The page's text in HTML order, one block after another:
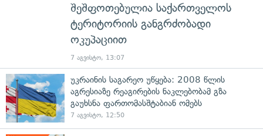
შეშფოთებულია საქართველოს
ტერიტორიის განგრძობადი
ოკუპაციით
7 აგვისტო, 13:07
უკრაინის საგარეო უწყება: 2008 წლის
აგრესიაზე რეაგირების ნაკლებობამ გზა
გაუხსნა ფართომასშტაბიან ომებს
7 აგვისტო, 12:50